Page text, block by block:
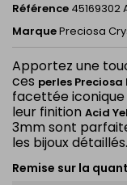
Référence 45169302
MarquePreciosa
Apportez une
ces perles Preciosa
facettée iconique
leur finition Acid
3mm sont
les bijoux
Remise sur la